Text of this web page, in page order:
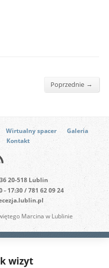
Poprzednie →
Wirtualny spacer
Galeria
Kontakt
20-518 Lublin
- 17:30 / 781 62 09 24
Marcina w Lublinie
wizyt